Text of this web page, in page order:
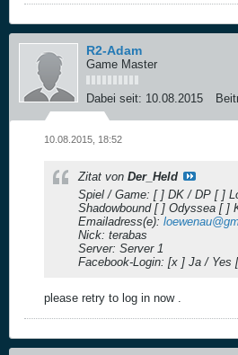
R2-Adam
Game Master
Dabei seit: 10.08.2015
10.08.2015, 18:52
Zitat von Der_Held
Spiel / Game: [ ] DK / DP [ ]
Shadowbound [ ] Odyssea [ ]
Emailadress(e):
Nick: terabas
Server: Server 1
Facebook-Login: [x ] Ja / Yes
please retry to log in now .